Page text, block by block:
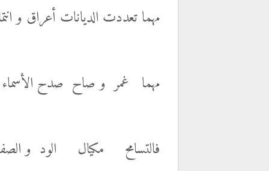
مهماتعددت الديانات أعراق و
مهما غمر و صاح صدح الأسماء
فالتسامح مكيال الود و